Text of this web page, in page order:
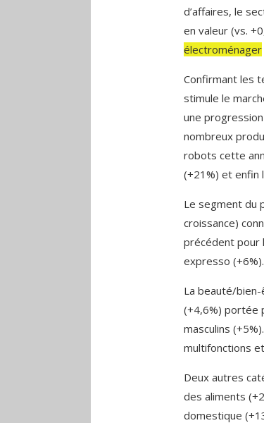
d’affaires, le
en valeur (vs.
électroménager
Confirmant les
stimule le
une
nombreux
robots cette
(+21%) et enfin
Le segment du
croissance)
précédent pour
expresso (+6%).
La beauté/
(+4,6%) portée
masculins
multifonctions
Deux autres
des aliments
domestique